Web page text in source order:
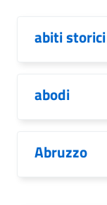
abiti storici
abodi
Abruzzo